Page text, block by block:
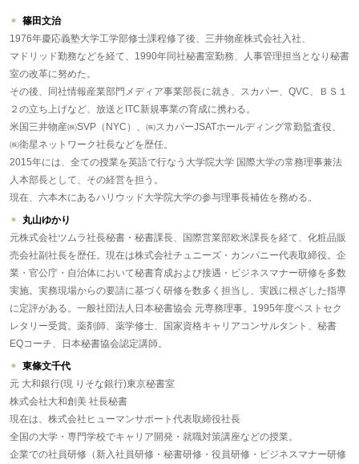
篠田文治
1976年慶応義塾大学工学部修士課程修了後、三井物産株式会社入社、
マドリッド勤務などを経て、1990年同社秘書室勤務、人事管理担当となり秘書
室の改革に努めた。
その後、同社情報産業部門メディア事業部長に就き、スカパー、QVC、ＢＳ１
２の立ち上げなど、放送とITC新規事業の育成に携わる。
米国三井物産㈱SVP（NYC）、㈱スカパーJSATホールディング常勤監査役、
㈱衛星ネットワーク社長などを歴任。
2015年には、全ての授業を英語で行なう大学院大学 国際大学の常務理事兼法
人本部長として、その経営を担う。
現在、六本木にあるハリウッド大学院大学の参与理事長補佐を務める。
丸山ゆかり
元株式会社ツムラ社長秘書・秘書課長、国際営業部欧米課長を経て、化粧品販
売会社副社長を歴任。現在は株式会社チュニーズ・カンパニー代表取締役。企
業・官公庁・自治体において秘書育成および接遇・ビジネスマナー研修を多数
実施。実務現場からの要請に基づく研修を数多く担当し、実践に根ざした指導
に定評がある。一般社団法人日本秘書協会 元専務理事。1995年度ベストセク
レタリー受賞。薬剤師、薬学修士、国家資格キャリアコンサルタント、秘書
EQコーチ、日本秘書協会認定講師。
東條文千代
元 大和銀行(現 りそな銀行)東京秘書室
株式会社大和創美 社長秘書
現在は、株式会社ヒューマンサポート代表取締役社長
全国の大学・専門学校でキャリア開発・就職対策講座などの授業。
企業での社員研修（新入社員研修・秘書研修・役員研修・ビジネスマナー研修